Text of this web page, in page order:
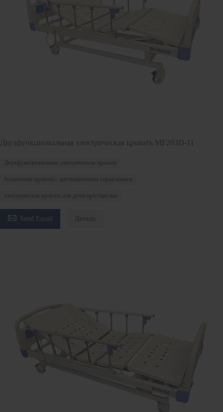
Двухфункциональная электрическая кровать MF203D-11
Двухфункциональная электрическая кровать
больничная кровать с дистанционным управлением
электрическая кровать для дома престарелых
 Send Email Детали